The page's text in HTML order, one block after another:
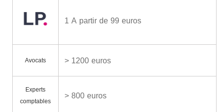
1 A partir de 99 euros
Avocats > 1200 euros
Experts
comptables
> 800 euros